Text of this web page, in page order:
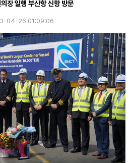
장 일행 부산항 신항 방문
04-26 01:09:06